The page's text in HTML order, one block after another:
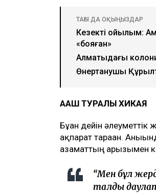
ТАҒЫ ДА ОҚЫҢЫЗДАР
Кезекті қойылым:
«бояған»
Алматыдағы
Өнертанушы
АҒАШ ТУРАЛЫ ХИКАЯ
Бұған дейін
ақпарат тараған.
азаматтың арызымен
“Мен бұл
талды